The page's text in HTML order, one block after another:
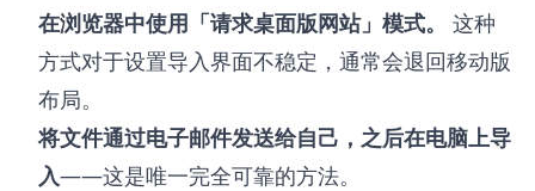
在浏览器中使用「请求桌面版网站」模式。
这种
方式对于设置导入界面不稳定，通常会退回移动版
布局。
将文件通过电子邮件发送给自己，之后在电脑上导
入——这是唯一完全可靠的方法。